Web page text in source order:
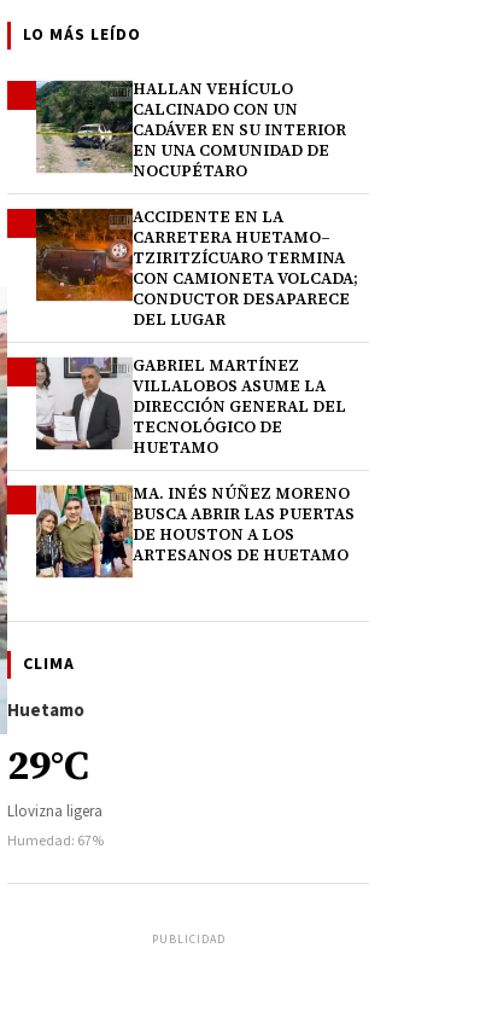
LO MÁS LEÍDO
HALLAN VEHÍCULO
CALCINADO CON UN
CADÁVER EN SU INTERIOR
EN UNA COMUNIDAD DE
NOCUPÉTARO
ACCIDENTE EN LA
CARRETERA HUETAMO–
TZIRITZÍCUARO TERMINA
CON CAMIONETA VOLCADA;
CONDUCTOR DESAPARECE
DEL LUGAR
GABRIEL MARTÍNEZ
VILLALOBOS ASUME LA
DIRECCIÓN GENERAL DEL
TECNOLÓGICO DE
HUETAMO
MA. INÉS NÚÑEZ MORENO
BUSCA ABRIR LAS PUERTAS
DE HOUSTON A LOS
ARTESANOS DE HUETAMO
CLIMA
Huetamo
29°C
Llovizna ligera
Humedad: 67%
PUBLICIDAD